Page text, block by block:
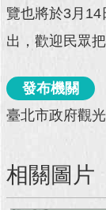
主
館
回
首
頁
站
導
覽
覽也將於3月
出，歡迎民眾
發布機關
臺北市政府觀
相關圖片